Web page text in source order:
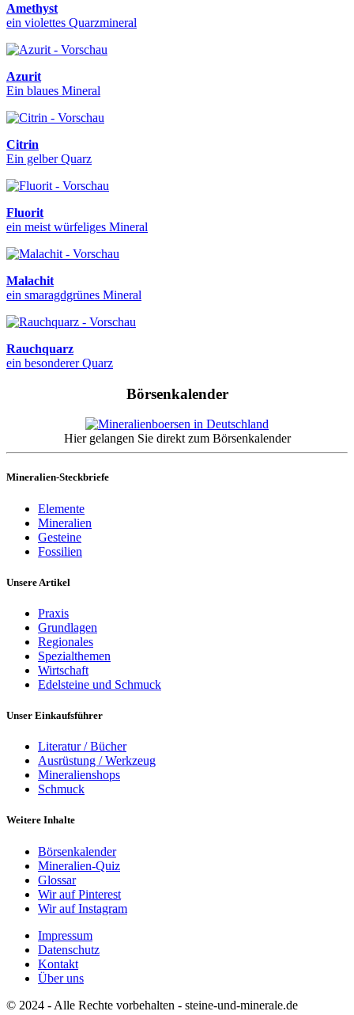
Amethyst
ein violettes Quarzmineral
Azurit
Ein blaues Mineral
Citrin
Ein gelber Quarz
Fluorit
ein meist würfeliges Mineral
Malachit
ein smaragdgrünes Mineral
Rauchquarz
ein besonderer Quarz
Börsenkalender
Hier gelangen Sie direkt zum Börsenkalender
Mineralien-Steckbriefe
Elemente
Mineralien
Gesteine
Fossilien
Unsere Artikel
Praxis
Grundlagen
Regionales
Spezialthemen
Wirtschaft
Edelsteine und Schmuck
Unser Einkaufsführer
Literatur / Bücher
Ausrüstung / Werkzeug
Mineralienshops
Schmuck
Weitere Inhalte
Börsenkalender
Mineralien-Quiz
Glossar
Wir auf Pinterest
Wir auf Instagram
Impressum
Datenschutz
Kontakt
Über uns
© 2024 - Alle Rechte vorbehalten - steine-und-minerale.de